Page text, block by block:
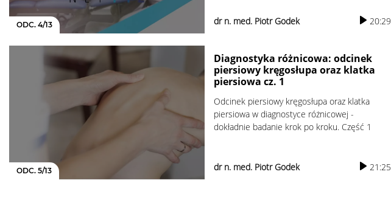
ODC. 4/13 dr n. med. Piotr Godek 20:29
ODC. 5/13
Diagnostyka różnicowa: odcinek
piersiowy kręgosłupa oraz klatka
piersiowa cz. 1
Odcinek piersiowy kręgosłupa oraz klatka
piersiowa w diagnostyce różnicowej -
dokładnie badanie krok po kroku. Część 1
dr n. med. Piotr Godek 21:25